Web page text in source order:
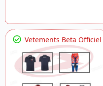
Vetements Beta Officiel